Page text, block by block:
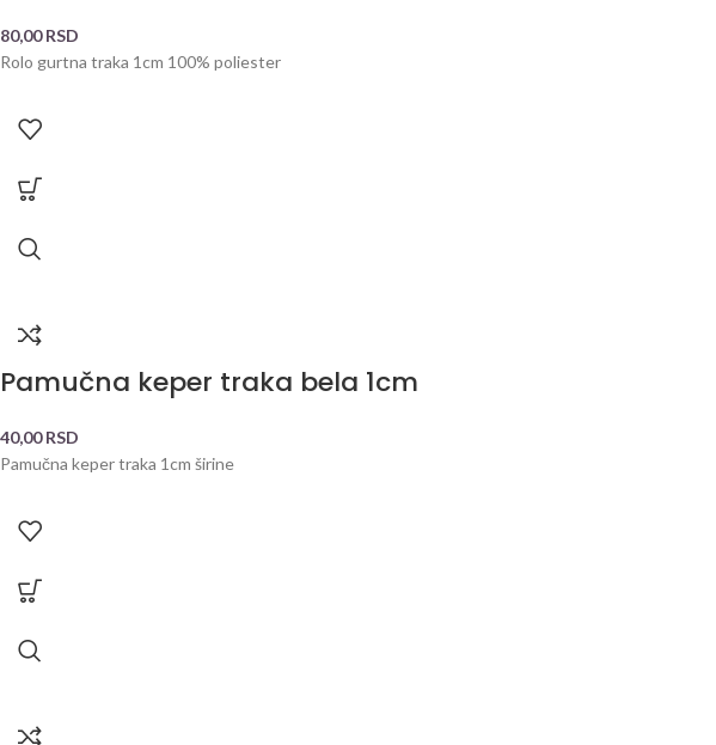
80,00RSD
Rolo gurtna traka 1cm 100% poliester
Pamučna keper traka bela 1cm
40,00RSD
Pamučna keper traka 1cm širine